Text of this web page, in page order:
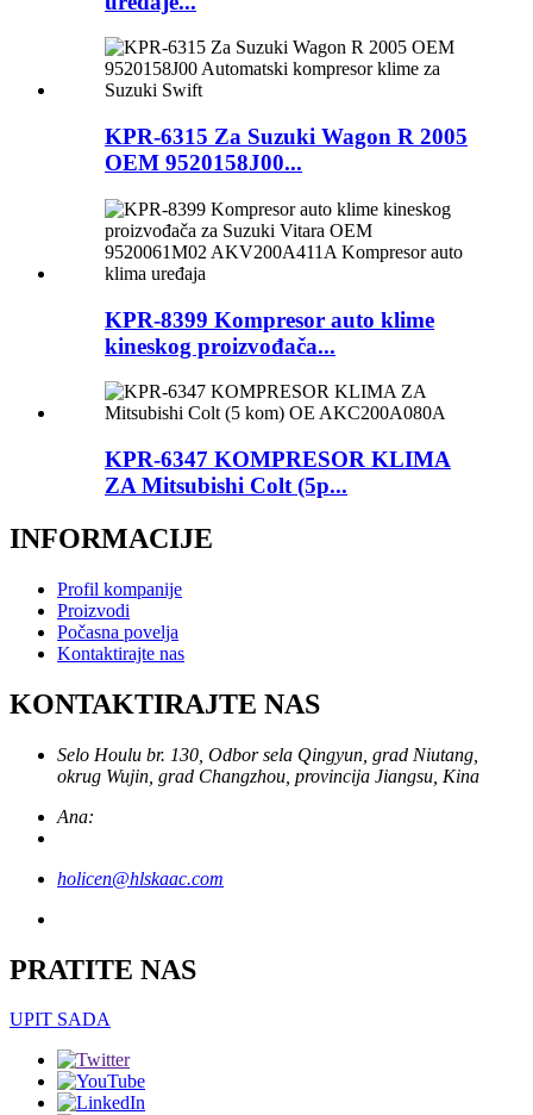
KPR-6315 Za Suzuki Wagon R 2005
OEM 9520158J00...
KPR-8399 Kompresor auto klime
kineskog proizvođača...
KPR-6347 KOMPRESOR KLIMA
ZA Mitsubishi Colt (5p...
INFORMACIJE
Profil kompanije
Proizvodi
Počasna povelja
Kontaktirajte nas
KONTAKTIRAJTE NAS
Selo Houlu br. 130, Odbor sela Qingyun, grad Niutang,
okrug Wujin, grad Changzhou, provincija Jiangsu, Kina
Ana:
holicen@hlskaac.com
PRATITE NAS
UPIT SADA